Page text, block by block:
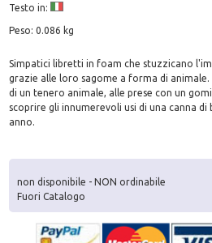
Testo in:
Peso: 0.086 kg
Simpatici libretti in foam che stuzzicano
grazie alle loro sagome a forma di
di un tenero animale, alle prese con un
scoprire gli innumerevoli usi di una canna di
anno.
non disponibile - NON ordinabile
Fuori Catalogo